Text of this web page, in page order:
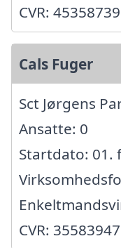
CVR: 45358739
Cals Fuger
Sct Jørgens
Ansatte: 0
Startdato: 01.
CVR: 35583947